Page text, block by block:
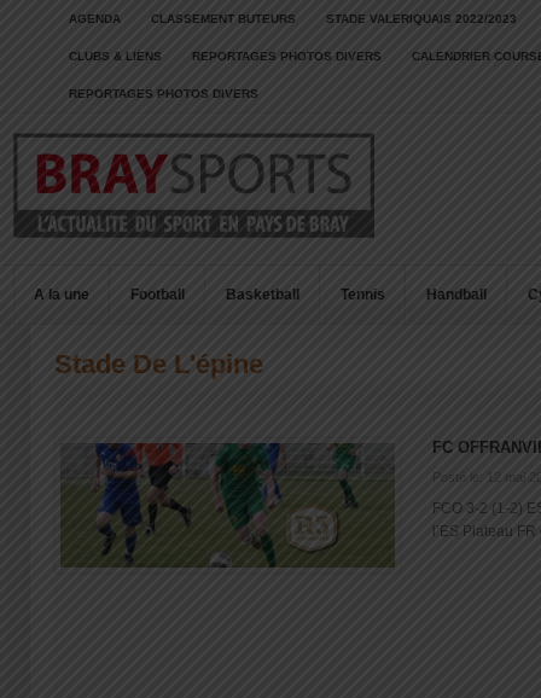
AGENDA CLASSEMENT BUTEURS STADE VALERIQUAIS 2022/2023
CLUBS & LIENS REPORTAGES PHOTOS DIVERS CALENDRIER
REPORTAGES PHOTOS DIVERS
A la une Football Basketball Tennis Handball
Stade De L'épine
FC
Posté le: 12 mai
FCO 3-2 (1-2)
l’ES Plateau